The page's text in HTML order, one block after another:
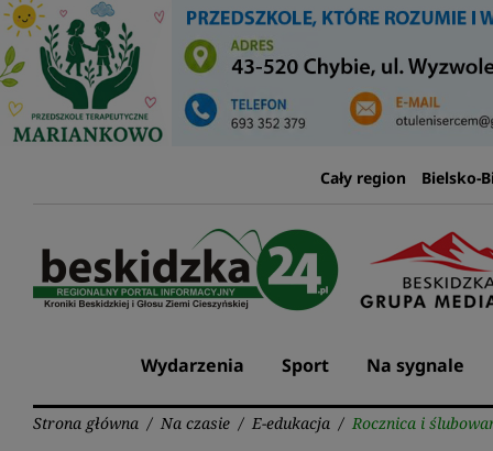
Przejdź
do
treści
Cały region Bielsko-
Wydarzenia Sport Na sygnale
Strona główna / Na czasie / E-edukacja / Rocznica i